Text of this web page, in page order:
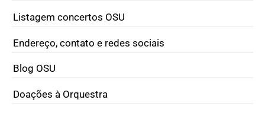
Listagem concertos OSU
Endereço, contato e redes sociais
Blog OSU
Doações à Orquestra